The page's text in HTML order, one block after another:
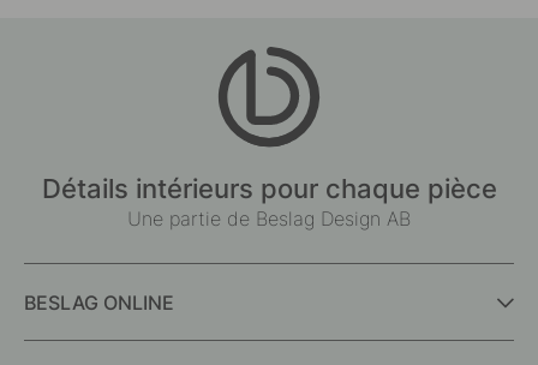
Détails intérieurs pour chaque pièce
Une partie de Beslag Design AB
BESLAG ONLINE